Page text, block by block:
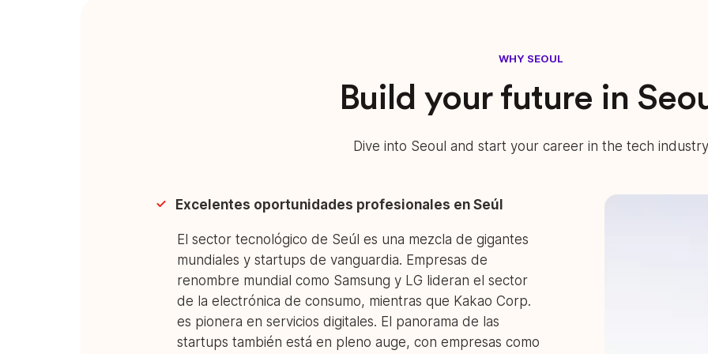
WHY SEOUL
Build your future in
Dive into Seoul and start your career in the tech industry
Excelentes oportunidades profesionales en Seúl
El sector tecnológico de Seúl es una mezcla de gigantes
mundiales y startups de vanguardia. Empresas de
renombre mundial como Samsung y LG lideran el sector
de la electrónica de consumo, mientras que Kakao Corp.
es pionera en servicios digitales. El panorama de las
startups también está en pleno auge, con empresas como